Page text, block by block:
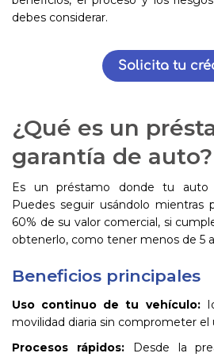
debes considerar.
Solicita tu
¿Qué es un
garantía de auto?
Es un préstamo donde tu auto
Puedes seguir usándolo mientras
60% de su valor comercial, si
obtenerlo, como tener menos de 5
Beneficios principales
Uso continuo de tu vehículo:
movilidad diaria sin comprometer el
Procesos rápidos: Desde la